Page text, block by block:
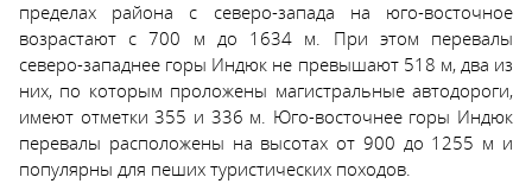
пределах района с северо-запада на юго-восточное
возрастают с 700 м до 1634 м. При этом перевалы
северо-западнее горы Индюк не превышают 518 м, два из
них, по которым проложены магистральные автодороги,
имеют отметки 355 и 336 м. Юго-восточнее горы Индюк
перевалы расположены на высотах от 900 до 1255 м и
популярны для пеших туристических походов.